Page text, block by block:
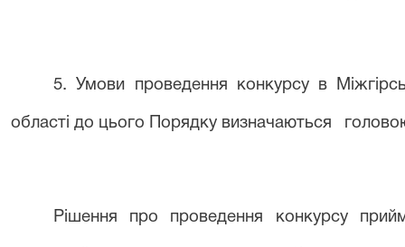
5. Умови проведення конкурсу в
області до цього Порядку визначаються
Рішення про проведення конкурсу